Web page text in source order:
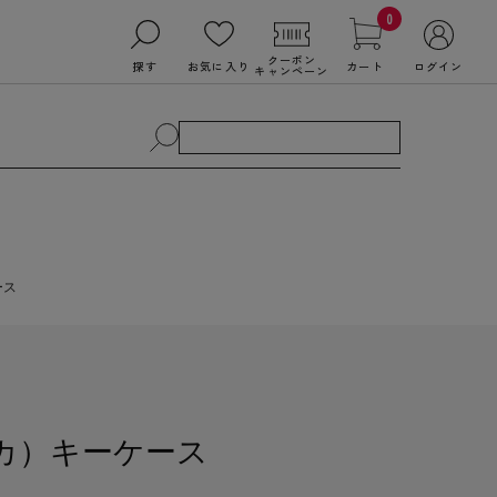
探す お気に入り クーポン
キャンペーン
0
カート ログイン
ス
）キーケース